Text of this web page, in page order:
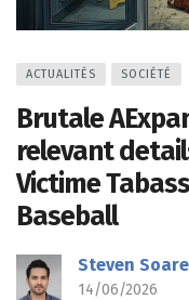
ACTUALITÉS SOCIÉTÉ
Brutale
relevant
Victime
Baseball
Steven
14/06/2026